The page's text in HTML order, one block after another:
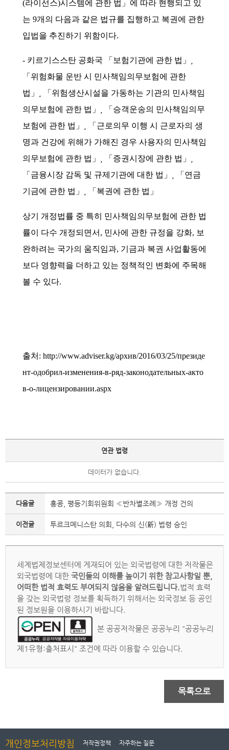
(라이선스)시스템에 관한 법」에 따라 현행되고 있
는 9개의 다음과 같은 법규를 집행하고 복권에 관한
입법을 추진하기 위함이다.
- 키르기스스탄 공화국 「보험기관에 관한 법」
「위험화물 운반 시 민사책임의무보험에 관한
법」
「위험생산시설을 가동하는 기관의 민사책임
의무보험에 관한 법」
「승객운송의 민사책임의무
보험에 관한 법」
「근로의무 이행 시 근로자의 생
명과 건강에 위해가 가해진 경우 사용자의 민사책임
의무보험에 관한 법」
「증권시장에 관한 법」
「금융시장 감독 및 규제기관에 대한 법」
「연금
기금에 관한 법」
「복권에 관한 법」
상기 개정법률 중 특히 민사책임의무보험에 관한 법
률이 다수 개정되면서 , 민사에 관한 규정을 강화, 보
완하려는 국가의 움직임과, 기금과 복권 사업활동에
보다 영향력을 더하고 있는 정책적인 변화에 주목해
볼 수 있다.
출처 : http://www.adviser.kg/архив/2016/03/25/президе
нт-одобрил-изменения-в-ряд-законодательных-акто
в-о-лицензировании.aspx
연관 법령
데이터가 없습니다.
다음글 홍콩, 평등기회위원회 ≪반차별조례≫ 개정 건의
이전글 투르크메니스탄 의회, 다수의 신(新) 법령 승인
세계법제정보센터에 게재되어 있는 외국법령에 대한 저작물은
외국법령에 대한 국민들의 이해를 높이기 위한 참고사항일 뿐,
어떠한 법적 효력도 부여되지 않음을 알려드립니다.법적 효력
을 갖는 외국법령 정보를 획득하기 위해서는 외국정보 등 공인
된 정보원을 이용하시기 바랍니다.
본 공공저작물은 공공누리 "공공누리
제1유형:출처표시" 조건에 따라 이용할 수 있습니다.
목록으로
개인정보처리방침 저작권정책 자주하는 질문